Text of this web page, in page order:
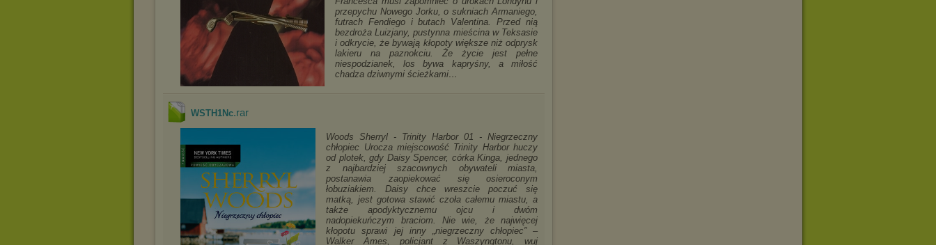
przepychu Nowego Jorku, o sukniach Armaniego,
futrach Fendiego i butach Valentina. Przed nią
bezdroża Luizjany, pustynna mieścina w Teksasie
i odkrycie, że bywają kłopoty większe niż odprysk
lakieru na paznokciu. Że życie jest pełne
niespodzianek, los bywa kapryśny, a miłość
chadza dziwnymi ścieżkami…
WSTH1Nc.rar
Woods Sherryl - Trinity Harbor 01 - Niegrzeczny
chłopiec Urocza miejscowość Trinity Harbor huczy
od plotek, gdy Daisy Spencer, córka Kinga, jednego
z najbardziej szacownych obywateli miasta,
postanawia zaopiekować się osieroconym
łobuziakiem. Daisy chce wreszcie poczuć się
matką, jest gotowa stawić czoła całemu miastu, a
także apodyktycznemu ojcu i dwóm
nadopiekuńczym braciom. Nie wie, że najwięcej
kłopotu sprawi jej inny „niegrzeczny chłopiec” –
Walker Ames, policjant z Waszyngtonu, wuj